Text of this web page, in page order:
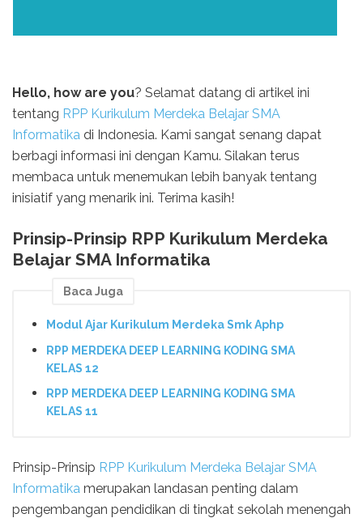
Hello, how are you? Selamat datang di artikel ini
tentang RPP Kurikulum Merdeka Belajar SMA
Informatika di Indonesia. Kami sangat senang dapat
berbagi informasi ini dengan Kamu. Silakan terus
membaca untuk menemukan lebih banyak tentang
inisiatif yang menarik ini. Terima kasih!
Prinsip-Prinsip RPP Kurikulum Merdeka
Belajar SMA Informatika
Baca Juga
Modul Ajar Kurikulum Merdeka Smk Aphp
RPP MERDEKA DEEP LEARNING KODING SMA
KELAS 12
RPP MERDEKA DEEP LEARNING KODING SMA
KELAS 11
Prinsip-Prinsip RPP Kurikulum Merdeka Belajar SMA
Informatika merupakan landasan penting dalam
pengembangan pendidikan di tingkat sekolah menengah